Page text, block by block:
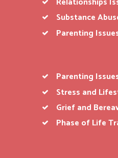
Substance
Parenting
Parenting
Stress and
Grief and
Phase of Life